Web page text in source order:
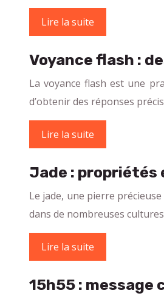
Lire la suite
Voyance flash :
La voyance flash est une
d’obtenir des réponses
Lire la suite
Jade :
Le jade, une pierre
dans de nombreuses
Lire la suite
15h55 :